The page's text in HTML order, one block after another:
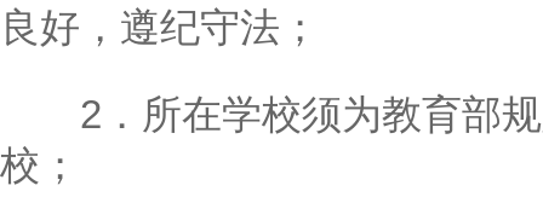
良好，遵纪守法；
2．所在学校须为教育部规
校；